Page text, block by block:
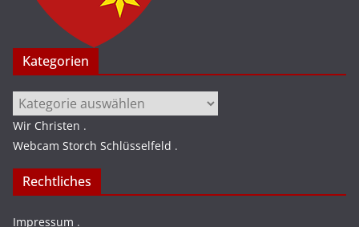
Kategorien
Kategorien
Wir Christen .
Webcam Storch Schlüsselfeld .
Rechtliches
Impressum .